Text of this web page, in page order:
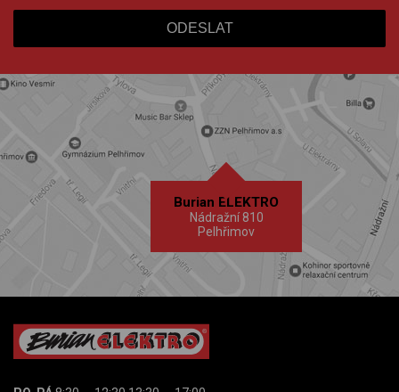
Burian ELEKTRO
Nádražní 810
Pelhřimov